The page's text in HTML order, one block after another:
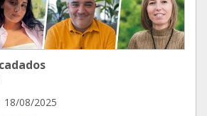
18/08/2025